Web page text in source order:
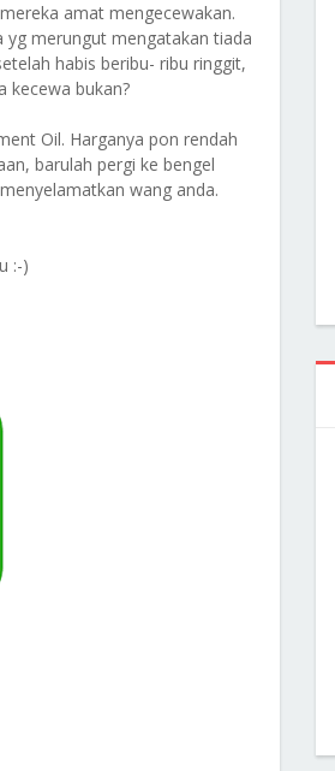
amat mengecewakan.
yg merungut mengatakan tiada
habis beribu- ribu ringgit,
kecewa bukan?
Oil. Harganya pon rendah
barulah pergi ke bengel
wang anda.
:-)